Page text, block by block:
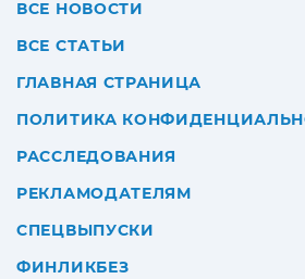
ВСЕ НОВОСТИ
ВСЕ СТАТЬИ
ГЛАВНАЯ СТРАНИЦА
ПОЛИТИКА
РАССЛЕДОВАНИЯ
РЕКЛАМОДАТЕЛЯМ
СПЕЦВЫПУСКИ
ФИНЛИКБЕЗ